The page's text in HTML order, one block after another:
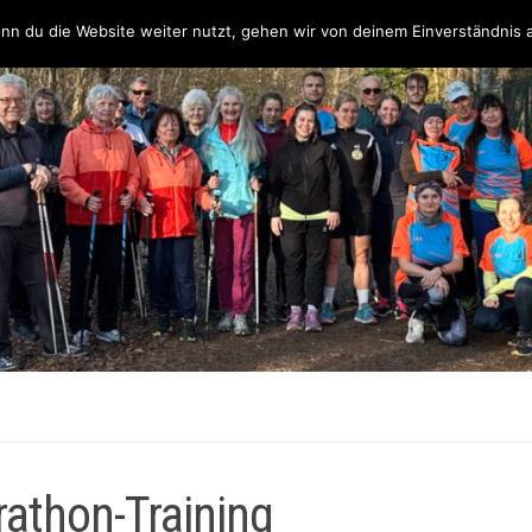
uns Unsere Partner & Sponsoren Unser Team & Kontakt
Training
du die Website weiter nutzt, gehen wir von deinem Einverständnis